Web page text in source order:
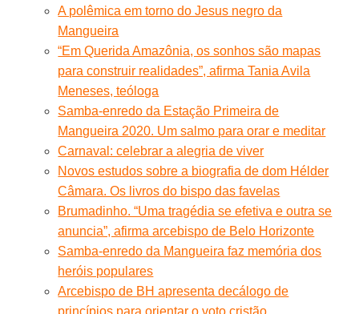
A polêmica em torno do Jesus negro da
Mangueira
“Em Querida Amazônia, os sonhos são mapas
para construir realidades”, afirma Tania Avila
Meneses, teóloga
Samba-enredo da Estação Primeira de
Mangueira 2020. Um salmo para orar e meditar
Carnaval: celebrar a alegria de viver
Novos estudos sobre a biografia de dom Hélder
Câmara. Os livros do bispo das favelas
Brumadinho. “Uma tragédia se efetiva e outra se
anuncia”, afirma arcebispo de Belo Horizonte
Samba-enredo da Mangueira faz memória dos
heróis populares
Arcebispo de BH apresenta decálogo de
princípios para orientar o voto cristão